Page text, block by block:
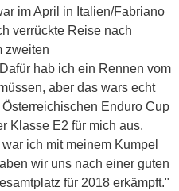
im April in Italien/Fabriano
verrückte Reise nach
zweiten
hab ich ein Rennen vom
aber das wars echt
Enduro Cup
Klasse E2 für mich aus.
ich mit meinem Kumpel
wir uns nach einer guten
für 2018 erkämpft."